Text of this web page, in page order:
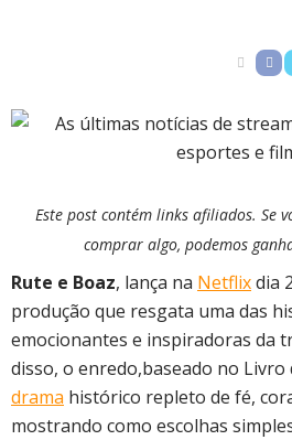
Este post contém links afiliados. Se
comprar algo, podemos
Rute e Boaz, lança na Netflixdia
produção que resgata uma das
emocionantes e inspiradoras da
disso, o enredo,baseado no Livro
drama histórico repleto de fé,
mostrando como escolhas